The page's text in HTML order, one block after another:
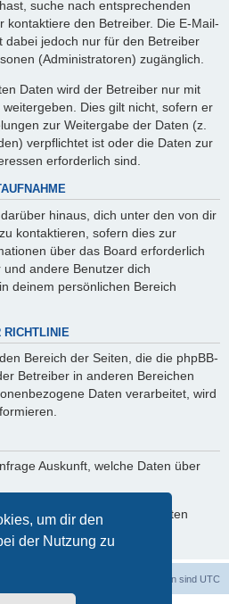
um dir den
der Nutzung zu
suche nach entsprechenden
kontaktiere den Betreiber. Die E-Mail-
dabei jedoch nur für den Betreiber
(Administratoren) zugänglich.
Daten wird der Betreiber nur mit
Dies gilt nicht, sofern er
zur Weitergabe der Daten (z.
verpflichtet ist oder die Daten zur
erforderlich sind.
hinaus, dich unter den von dir
kontaktieren, sofern dies zur
über das Board erforderlich
andere Benutzer dich
deinem persönlichen Bereich
RICHTLINIE
Bereich der Seiten, die die phpBB-
Betreiber in anderen Bereichen
Daten verarbeitet, wird
Auskunft, welche Daten über
bzw. Sperrung deiner Daten
bitte den Betreiber.
Alle Zeiten sind UTC